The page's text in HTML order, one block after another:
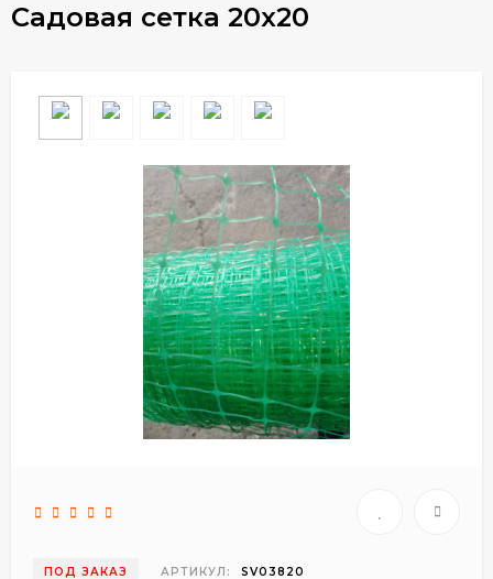
Садовая сетка 20х20
ПОД ЗАКАЗ АРТИКУЛ: SV03820